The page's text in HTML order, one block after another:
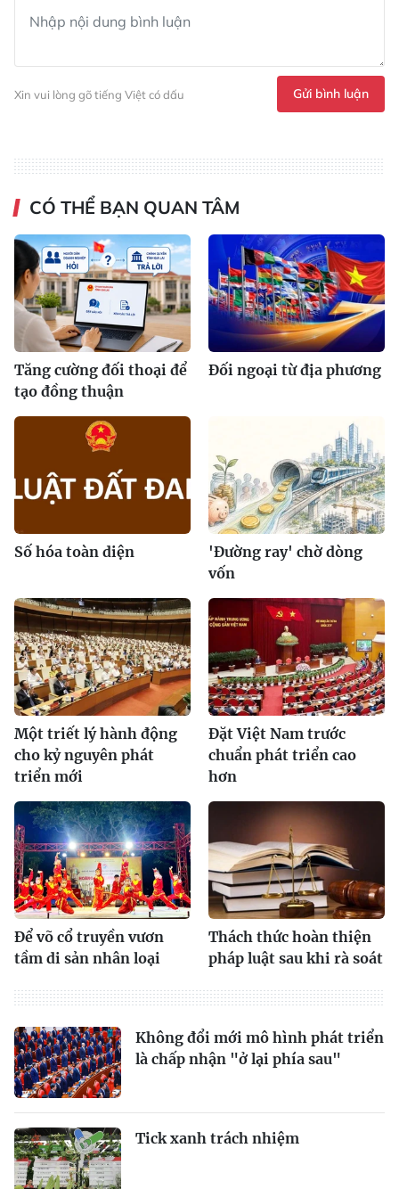
Xin vui lòng gõ tiếng Việt có dấu Gửi bình luận
CÓ THỂ BẠN QUAN TÂM
Tăng cường đối thoại để
tạo đồng thuận
Đối ngoại từ địa phương
Số hóa toàn diện
'Đường ray' chờ dòng
vốn
Một triết lý hành động
cho kỷ nguyên phát
triển mới
Đặt Việt Nam trước
chuẩn phát triển cao
hơn
Để võ cổ truyền vươn
tầm di sản nhân loại
Thách thức hoàn thiện
pháp luật sau khi rà soát
Không đổi mới mô hình phát triển
là chấp nhận "ở lại phía sau"
Tick xanh trách nhiệm